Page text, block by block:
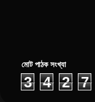
মোট পাঠক সংখ্যা
3 4 2 7